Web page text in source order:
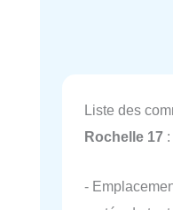
Liste des
Rochelle 17 :
-